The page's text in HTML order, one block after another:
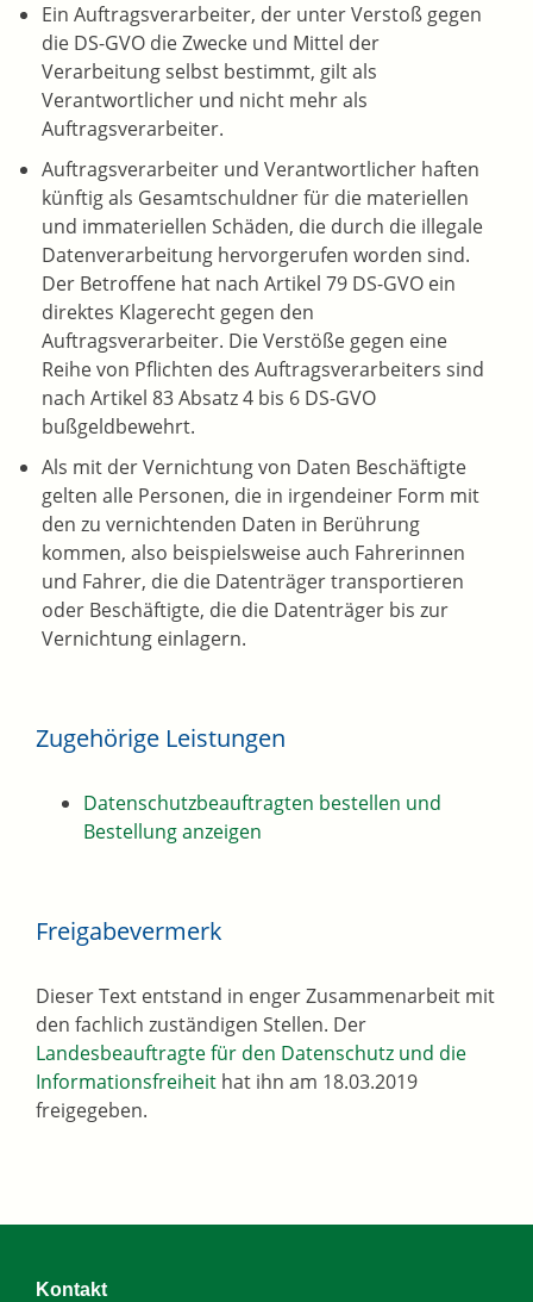
Ein Auftragsverarbeiter, der unter Verstoß gegen
die DS-GVO die Zwecke und Mittel der
Verarbeitung selbst bestimmt, gilt als
Verantwortlicher und nicht mehr als
Auftragsverarbeiter.
Auftragsverarbeiter und Verantwortlicher haften
künftig als Gesamtschuldner für die materiellen
und immateriellen Schäden, die durch die illegale
Datenverarbeitung hervorgerufen worden sind.
Der Betroffene hat nach Artikel 79 DS-GVO ein
direktes Klagerecht gegen den
Auftragsverarbeiter. Die Verstöße gegen eine
Reihe von Pflichten des Auftragsverarbeiters sind
nach Artikel 83 Absatz 4 bis 6 DS-GVO
bußgeldbewehrt.
Als mit der Vernichtung von Daten Beschäftigte
gelten alle Personen, die in irgendeiner Form mit
den zu vernichtenden Daten in Berührung
kommen, also beispielsweise auch Fahrerinnen
und Fahrer, die die Datenträger transportieren
oder Beschäftigte, die die Datenträger bis zur
Vernichtung einlagern.
Zugehörige Leistungen
Datenschutzbeauftragten bestellen und
Bestellung anzeigen
Freigabevermerk
Dieser Text entstand in enger Zusammenarbeit mit
den fachlich zuständigen Stellen. Der
Landesbeauftragte für den Datenschutz und die
Informationsfreiheit hat ihn am 18.03.2019
freigegeben.
Kontakt